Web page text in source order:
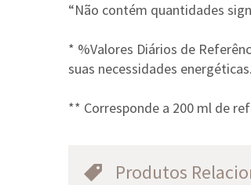
“Não contém quantidades
* %Valores Diários de
suas necessidades energéticas.
** Corresponde a 200 ml de
Produtos